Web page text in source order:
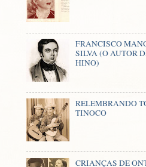
FRANCISCO
SILVA (O AUTOR
HINO)
RELEMBRANDO
TINOCO
CRIANÇAS DE